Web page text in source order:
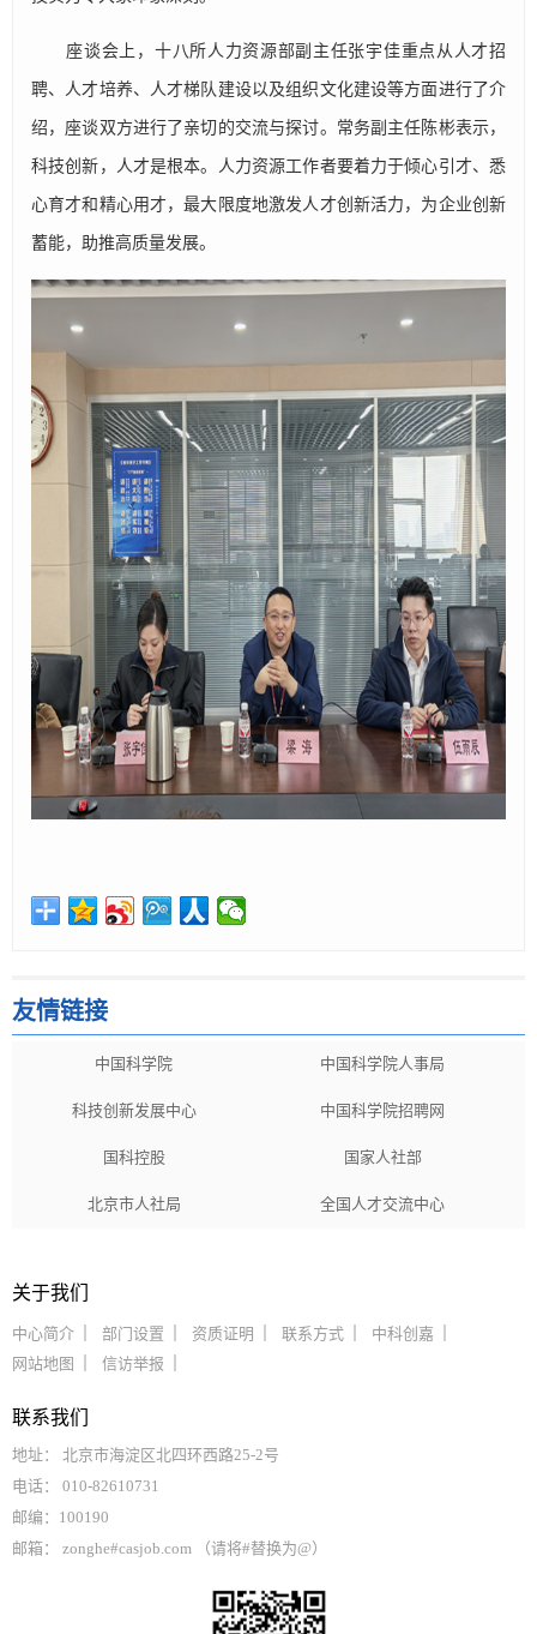
座谈会上，十八所人力资源部副主任张宇佳重点从人才招
聘、人才培养、人才梯队建设以及组织文化建设等方面进行了介
绍，座谈双方进行了亲切的交流与探讨。常务副主任陈彬表示，
科技创新，人才是根本。人力资源工作者要着力于倾心引才、悉
心育才和精心用才，最大限度地激发人才创新活力，为企业创新
蓄能，助推高质量发展。
友情链接
中国科学院 中国科学院人事局
科技创新发展中心 中国科学院招聘网
国科控股 国家人社部
北京市人社局 全国人才交流中心
关于我们
中心简介 部门设置 资质证明 联系方式
中科创嘉
网站地图
信访举报
联系我们
地址： 北京市海淀区北四环西路25-2号
电话： 010-82610731
邮编：100190
邮箱： zonghe#casjob.com （请将#替换为@）